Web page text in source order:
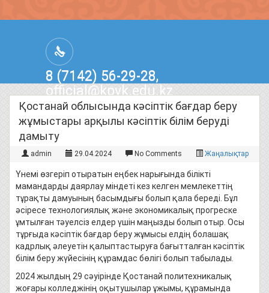
8 (7142) 56-29-28,
official@kpvk.edu.kz
г.Костанай, Проспект Кобыланды
Батыра, 3
Қостанай облысында кәсіптік бағдар беру
жұмыстары арқылы кәсіптік білім беруді
дамыту
admin 29.04.2024 No Comments Жаңалықтар
Үнемі өзгеріп отыратын еңбек нарығында білікті
мамандарды даярлау міндеті кез келген мемлекеттің
тұрақты дамуының басымдығы болып қала береді. Бұл
әсіресе технологиялық және экономикалық прогреске
ұмтылған тәуелсіз елдер үшін маңызды болып отыр. Осы
тұрғыда кәсіптік бағдар беру жұмысы елдің болашақ
кадрлық әлеуетін қалыптастыруға бағытталған кәсіптік
білім беру жүйесінің құрамдас бөлігі болып табылады.
2024 жылдың 29 сәуірінде Қостанай политехникалық
жоғары колледжінің оқытушылар ұжымы, құрамында